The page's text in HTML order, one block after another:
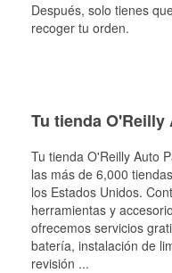
Después, solo tienes
recoger tu orden.
Tu tienda
Tu tienda O'Reilly Auto
las más de 6,000
los Estados Unidos.
herramientas y
ofrecemos servicios
batería, instalación de
revisión ...